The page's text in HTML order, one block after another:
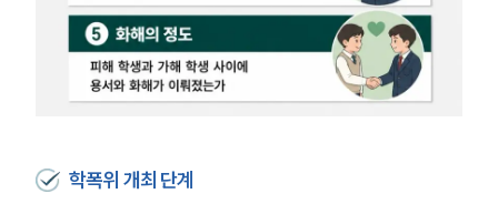
학폭위 개최 단계